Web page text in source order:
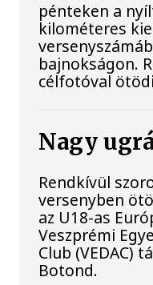
pénteken a
kilométeres
bajnokságon.
célfotóval
Nagy
Rendkívül
versenyben
az U18-as
Veszprémi
Club (VEDAC)
Botond.